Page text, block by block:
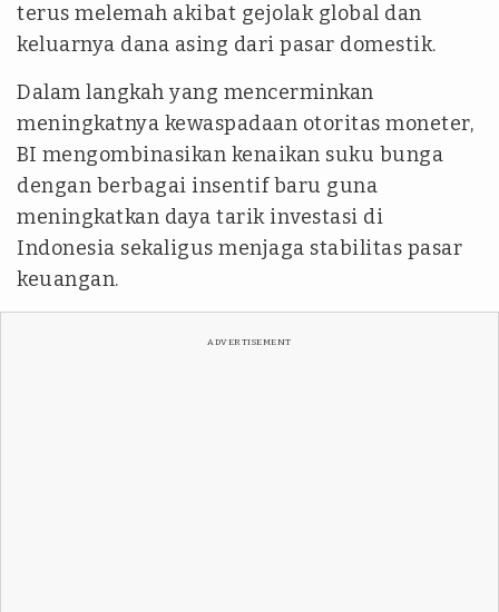
terus melemah akibat gejolak global dan
keluarnya dana asing dari pasar domestik.
Dalam langkah yang mencerminkan
meningkatnya kewaspadaan otoritas moneter,
BI mengombinasikan kenaikan suku bunga
dengan berbagai insentif baru guna
meningkatkan daya tarik investasi di
Indonesia sekaligus menjaga stabilitas pasar
keuangan.
ADVERTISEMENT